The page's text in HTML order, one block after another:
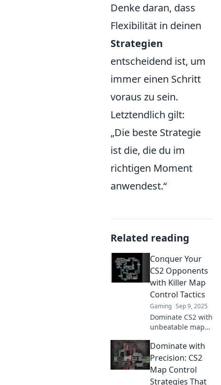
Denke daran, dass
Flexibilität in deinen
Strategien
entscheidend ist, um
immer einen Schritt
voraus zu sein.
Letztendlich gilt:
„Die beste Strategie
ist die, die du im
richtigen Moment
anwendest.“
Related reading
Conquer Your
CS2 Opponents
with Killer Map
Control Tactics
Gaming Sep 9, 2025
Dominate CS2 with
unbeatable map
Discover strategies
to outsmart your
opponents and
elevate your
Dominate with
Precision: CS2
Map Control
Strategies That